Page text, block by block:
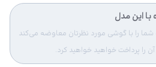
این مدل
را با گوشی مورد نظرتان معاوضه می‌کند
را پرداخت خواهید خواهید کرد.